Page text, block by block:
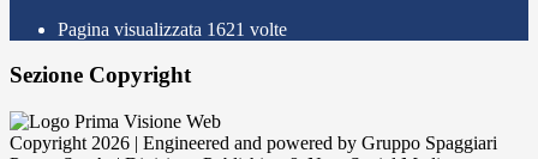
Pagina visualizzata 1621 volte
Sezione Copyright
Copyright 2026 | Engineered and powered by Gruppo Spaggiari